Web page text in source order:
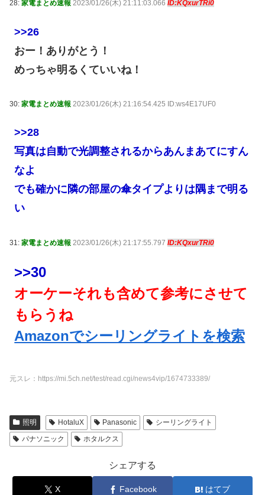
28: 家電まとめ速報 2023/01/26(木) 21:11:03.066 ID:KQxurTRi0
>>26
おー！ありがとう！
めっちゃ明るくていいね！
30: 家電まとめ速報 2023/01/26(木) 21:16:54.425 ID:ws4E17UF0
>>28
写真は自動で光調整されるからあんまあてにすん
なよ
でも確かに隣の部屋の傘タイプよりは隅まで明る
い
31: 家電まとめ速報 2023/01/26(木) 21:17:55.797 ID:KQxurTRi0
>>30
オーケーそれも含めて参考にさせて
もらうね
Amazonでシーリングライトを検索
元スレ：https://mi.5ch.net/test/read.cgi/news4vip/1674733389/
照明 HotaluX Panasonic
シーリングライト
パナソニック
ホタルクス
シェアする
X Facebook はてブ